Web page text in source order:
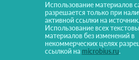
Использование материалов
разрешается только при
активной ссылки на источник.
Использование всех
материалов без изменений в
некоммерческих целях
ссылкой на microbius.ru.